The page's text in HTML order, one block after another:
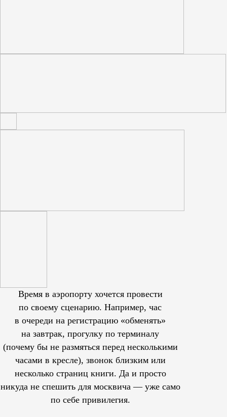
Время в аэропорту хочется провести
по своему сценарию. Например, час
в очереди на регистрацию «обменять»
на завтрак, прогулку по терминалу
(почему бы не размяться перед несколькими
часами в кресле), звонок близким или
несколько страниц книги. Да и просто
никуда не спешить для москвича — уже само
по себе привилегия.